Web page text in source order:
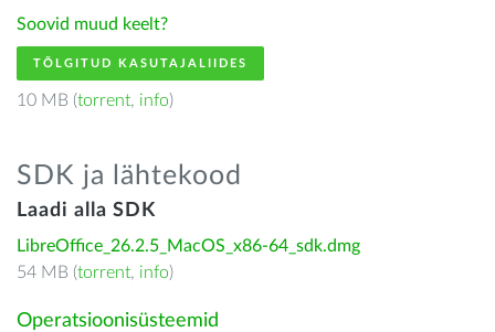
Soovid muud keelt?
TÕLGITUD KASUTAJALIIDES
10 MB (torrent, info)
SDK ja lähtekood
Laadi alla SDK
LibreOffice_26.2.5_MacOS_x86-64_sdk.dmg
54 MB (torrent, info)
Operatsioonisüsteemid